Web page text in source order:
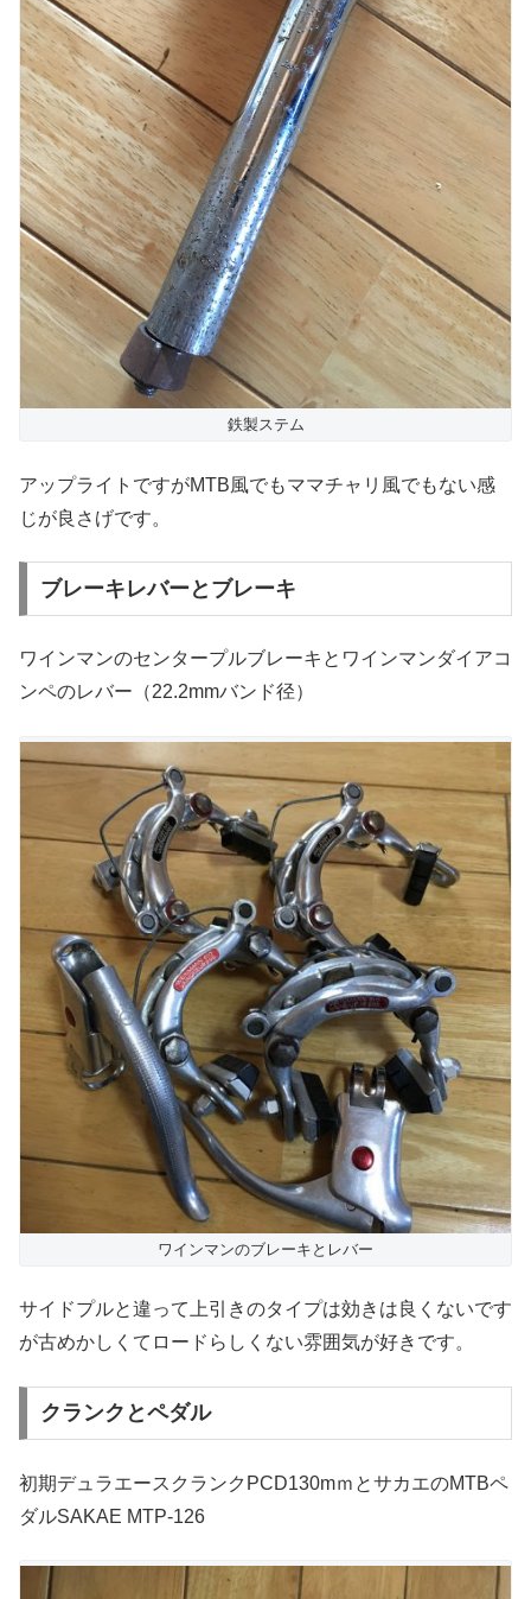
鉄製ステム
アップライトですがMTB風でもママチャリ風でもない感
じが良さげです。
ブレーキレバーとブレーキ
ワインマンのセンタープルブレーキとワインマンダイアコ
ンペのレバー（22.2mmバンド径）
ワインマンのブレーキとレバー
サイドプルと違って上引きのタイプは効きは良くないです
が古めかしくてロードらしくない雰囲気が好きです。
クランクとペダル
初期デュラエースクランクPCD130mｍとサカエのMTBペ
ダルSAKAE MTP-126